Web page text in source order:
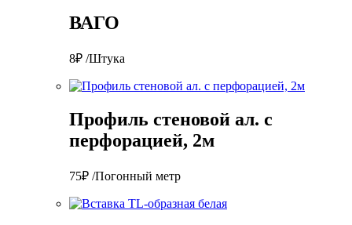
ВАГО
8₽ /Штука
Профиль стеновой ал. с
перфорацией, 2м
75₽ /Погонный метр